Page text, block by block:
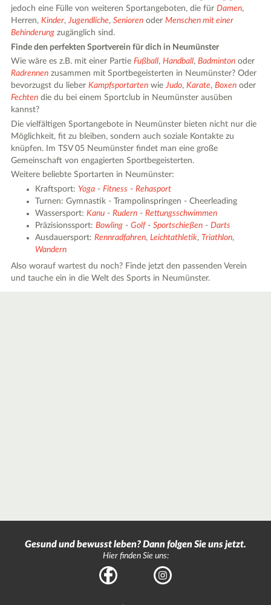
jedoch eine Fülle von weiteren Sportangeboten, die fürDamen,
Herren,Kinder,Jugendliche,Senioren oderMenschen mit einer
Behinderung zugänglich sind.
Finde den perfekten Sportverein für dich in Neumünster
Wie wäre es z.B. mit einer PartieFußball,Handball,Badminton oder
Radrennen zusammen mit Sportbegeisterten in Neumünster? Oder
bevorzugst du lieberKampfsportarten wieJudo,Karate,Boxen oder
Fechten die du bei einem Sportclub in Neumünster ausüben
kannst?
Die vielfältigen Sportangebote in Neumünster bieten nicht nur die
Möglichkeit, fit zu bleiben, sondern auch soziale Kontakte zu
knüpfen. Im TSV 05 Neumünster findet man eine große
Gemeinschaft von engagierten Sportbegeisterten.
Weitere beliebte Sportarten in Neumünster:
Kraftsport: Yoga -Fitness -Rehasport
Turnen: Gymnastik - Trampolinspringen - Cheerleading
Wassersport:Kanu -Rudern -Rettungsschwimmen
Präzisionssport:Bowling -Golf-Sportschießen -Darts
Ausdauersport:Rennradfahren,Leichtathletik,Triathlon,
Wandern
Also worauf wartest du noch? Finde jetzt den passenden Verein
und tauche ein in die Welt des Sports in Neumünster.
Gesund und bewusst leben? Dann folgen Sie uns jetzt.
Hier finden Sie uns:
Facebook Instagram